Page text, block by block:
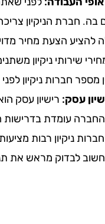
בה. חברת הניקיון
להציע הצעת מחיר
שירותי ניקיון
מספר חברות ניקיון
עסק: רישיון עסק
עומדת
חברות ניקיון רבות
חשוב לבדוק מראש את